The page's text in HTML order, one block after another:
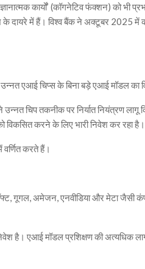
कार्यों’ (कॉगनेटिव फंक्शन) को भी
के दायरे में हैं। विश्व बैंक ने अक्टूबर 2025 में
एआई चिप्स के बिना बड़े एआई मॉडल का
चिप तकनीक पर निर्यात नियंत्रण लागू
करने के लिए भारी निवेश कर रहा है।
वर्णित करते हैं।
गूगल, अमेजन, एनवीडिया और मेटा जैसी
है। एआई मॉडल प्रशिक्षण की अत्यधिक